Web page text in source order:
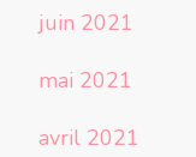
juin 2021
mai 2021
avril 2021